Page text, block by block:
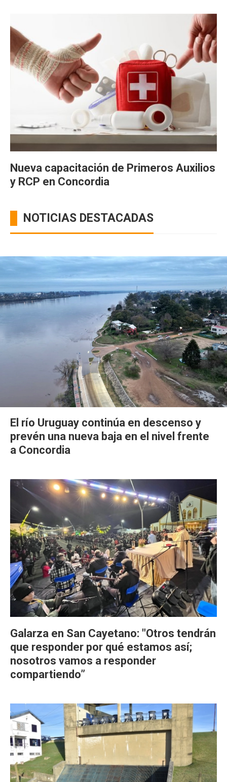
Nueva capacitación de Primeros Auxilios
y RCP en Concordia
NOTICIAS DESTACADAS
El río Uruguay continúa en descenso y
prevén una nueva baja en el nivel frente
a Concordia
Galarza en San Cayetano: "Otros tendrán
que responder por qué estamos así;
nosotros vamos a responder
compartiendo”